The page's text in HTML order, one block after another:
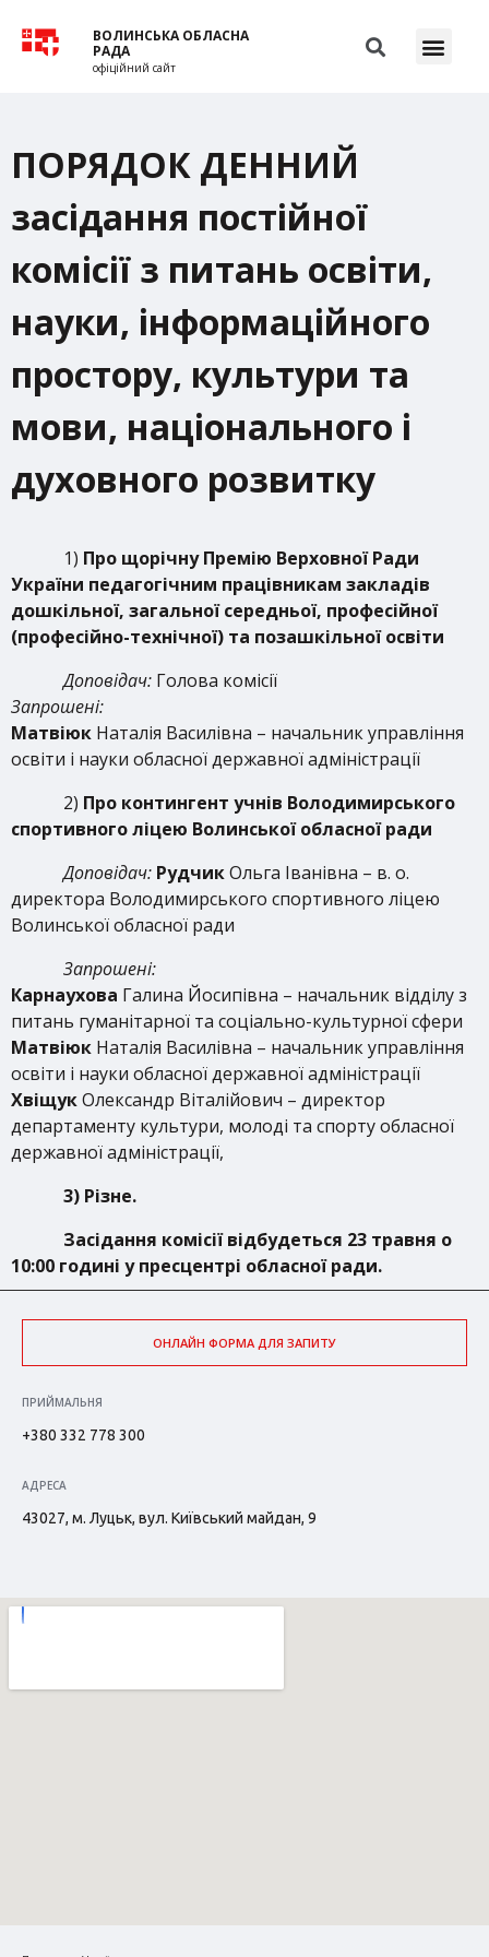
ВОЛИНСЬКА ОБЛАСНА
РАДА
офіційний сайт
ПОРЯДОК ДЕННИЙ
засідання постійної
комісії з питань освіти,
науки, інформаційного
простору, культури та
мови, національного і
духовного розвитку
1) Про щорічну Премію Верховної Ради
України педагогічним працівникам закладів
дошкільної, загальної середньої, професійної
(професійно-технічної) та позашкільної освіти
Доповідач: Голова комісії
Запрошені:
Матвіюк Наталія Василівна – начальник управління
освіти і науки обласної державної адміністрації
2) Про контингент учнів Володимирського
спортивного ліцею Волинської обласної ради
Доповідач: РудчикОльга Іванівна – в. о.
директора Володимирського спортивного ліцею
Волинської обласної ради
Запрошені:
Карнаухова Галина Йосипівна – начальник відділу з
питань гуманітарної та соціально-культурної сфери
Матвіюк Наталія Василівна – начальник управління
освіти і науки обласної державної адміністрації
ХвіщукОлександр Віталійович – директор
департаменту культури, молоді та спорту обласної
державної адміністрації,
3) Різне.
Засідання комісії відбудеться 23 травня о
10:00 годині у пресцентрі обласної ради.
ОНЛАЙН ФОРМА ДЛЯ ЗАПИТУ
ПРИЙМАЛЬНЯ
+380 332 778 300
АДРЕСА
43027, м. Луцьк, вул. Київський майдан, 9